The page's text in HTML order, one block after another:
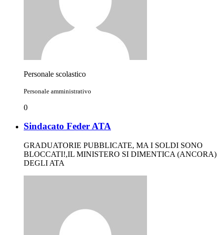
Personale scolastico
Personale amministrativo
0
Sindacato Feder ATA
GRADUATORIE PUBBLICATE, MA I SOLDI SONO
BLOCCATI!,IL MINISTERO SI DIMENTICA (ANCORA)
DEGLI ATA